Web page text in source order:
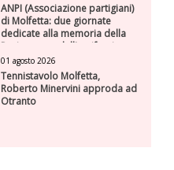
ANPI (Associazione partigiani)
di Molfetta: due giornate
dedicate alla memoria della
Resistenza e dell'antifascismo
01 agosto 2026
Tennistavolo Molfetta,
Roberto Minervini approda ad
Otranto